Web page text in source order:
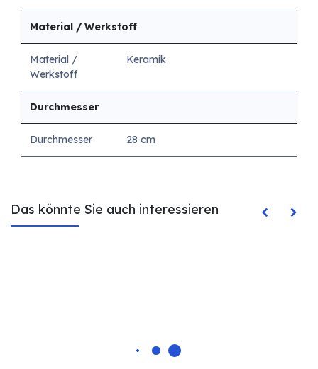
Material / Werkstoff
Material /
Werkstoff
Keramik
Durchmesser
Durchmesser 28 cm
Das könnte Sie auch interessieren